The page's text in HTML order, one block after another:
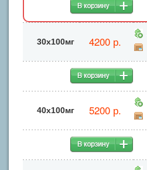
30x100мг 4200 р.
40х100мг 5200 р.